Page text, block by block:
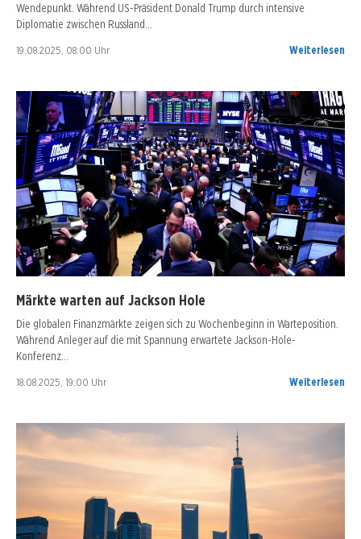
Wendepunkt. Während US-Präsident Donald Trump durch intensive
Diplomatie zwischen Russland…
19.08.2025, 08:00 Uhr Weiterlesen
Märkte warten auf Jackson Hole
Die globalen Finanzmärkte zeigen sich zu Wochenbeginn in Warteposition.
Während Anleger auf die mit Spannung erwartete Jackson-Hole-
Konferenz…
18.08.2025, 19:00 Uhr Weiterlesen